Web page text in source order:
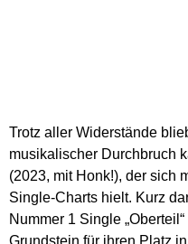
Trotz aller Widerstände
musikalischer Durchbruch
(2023, mit Honk!), der sich
Single-Charts hielt. Kurz
Nummer 1 Single
Grundstein für ihren Platz